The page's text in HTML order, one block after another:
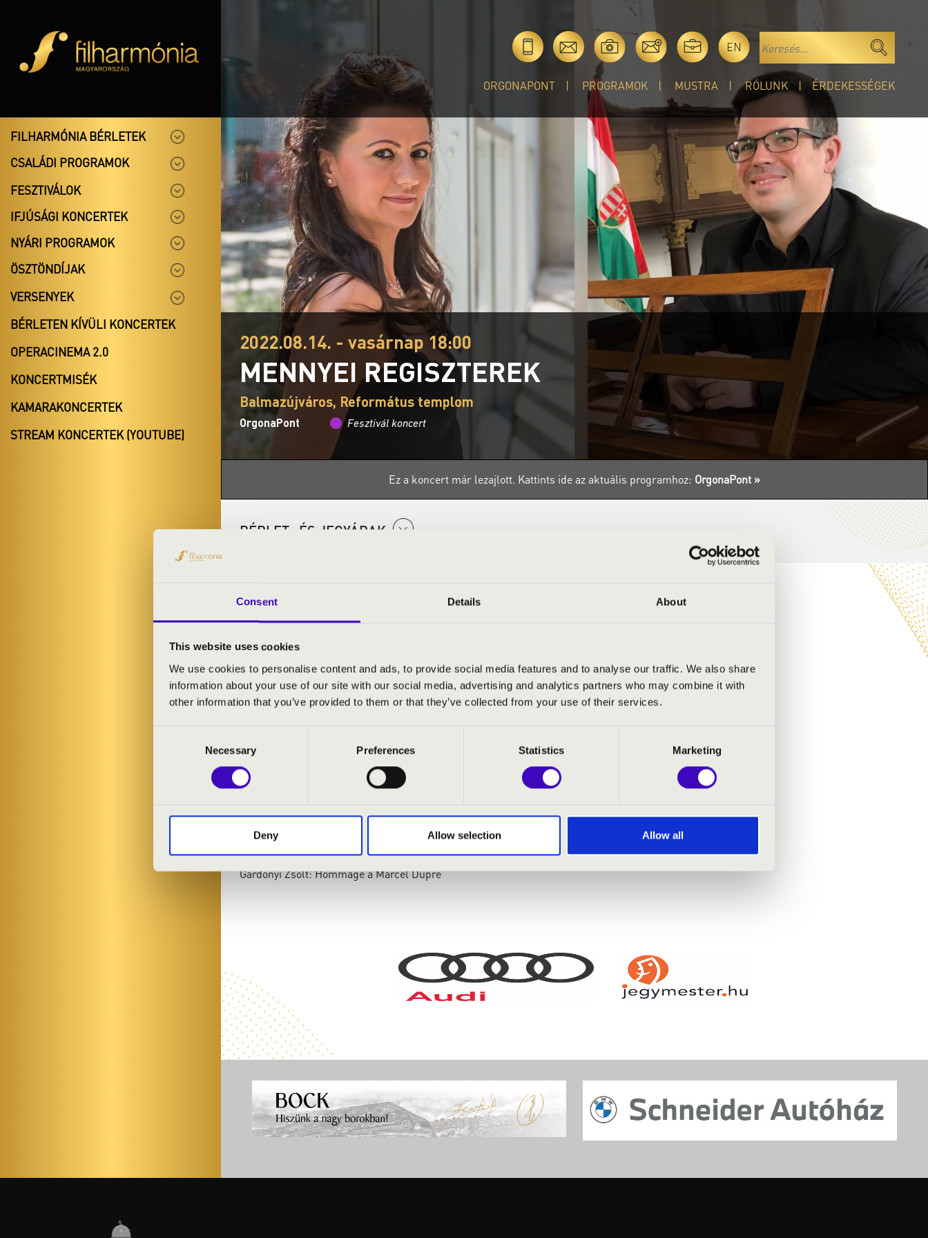
Consent Details About
This website uses cookies
We use cookies to personalise content and ads, to provide social media features and to analyse our traffic. We also share
information about your use of our site with our social media, advertising and analytics partners who may combine it with
other information that you’ve provided to them or that they’ve collected from your use of their services.
Necessary Preferences Statistics Marketing
Deny Allow selection Allow all
EN
ORGONAPONT PROGRAMOK MUSTRA RÓLUNK ÉRDEKESSÉGEK
FILHARMÓNIA BÉRLETEK
CSALÁDI PROGRAMOK
FESZTIVÁLOK
IFJÚSÁGI KONCERTEK
NYÁRI PROGRAMOK
ÖSZTÖNDÍJAK
VERSENYEK
BÉRLETEN KÍVÜLI KONCERTEK
OPERACINEMA 2.0
KONCERTMISÉK
KAMARAKONCERTEK
STREAM KONCERTEK (YOUTUBE)
2022.08.14. - vasárnap 18:00
MENNYEI REGISZTEREK
Balmazújváros, Református templom
OrgonaPont Fesztivál koncert
Ez a koncert már lezajlott. Kattints ide az aktuális programhoz: OrgonaPont »
BÉRLET- ÉS JEGYÁRAK
Sárosi Dániel- orgona
Rendes Ágnes
MŰSOR:
Webber: Requiem - Pie Jesu
Gárdonyi Zsolt: Tíz korálimprovizáció
Franck: Panis Angelicus
Saint-Saëns: Ave Maria
Fauré: Requiem - Pie Jesu
Gárdonyi Zsolt: Hommage á Marcel Dupré